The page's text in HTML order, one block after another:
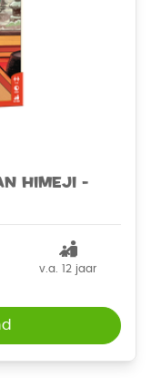
Himeji -
v.a. 12 jaar